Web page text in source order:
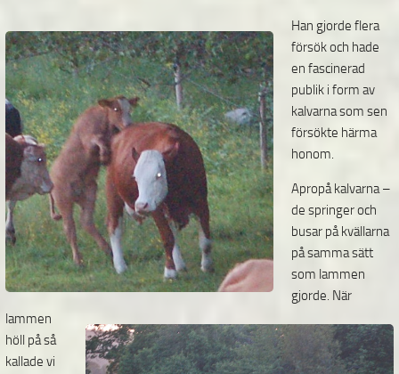
Han gjorde flera
försök och hade
en fascinerad
publik i form av
kalvarna som sen
försökte härma
honom.
Apropå kalvarna –
de springer och
busar på kvällarna
på samma sätt
som lammen
gjorde. När
lammen
höll på så
kallade vi